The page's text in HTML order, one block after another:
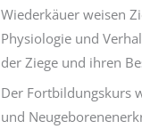
Wiederkäuer weisen
Physiologie und
der Ziege und ihren
Der Fortbildungskurs
und